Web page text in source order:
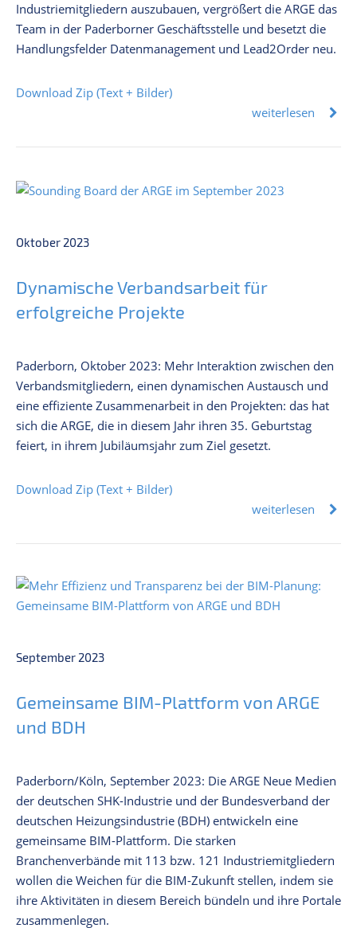
Industriemitgliedern auszubauen, vergrößert die ARGE das
Team in der Paderborner Geschäftsstelle und besetzt die
Handlungsfelder Datenmanagement und Lead2Order neu.
Download Zip (Text + Bilder)
weiterlesen
Oktober 2023
Dynamische Verbandsarbeit für
erfolgreiche Projekte
Paderborn, Oktober 2023: Mehr Interaktion zwischen den
Verbandsmitgliedern, einen dynamischen Austausch und
eine effiziente Zusammenarbeit in den Projekten: das hat
sich die ARGE, die in diesem Jahr ihren 35. Geburtstag
feiert, in ihrem Jubiläumsjahr zum Ziel gesetzt.
Download Zip (Text + Bilder)
weiterlesen
September 2023
Gemeinsame BIM-Plattform von ARGE
und BDH
Paderborn/Köln, September 2023: Die ARGE Neue Medien
der deutschen SHK-Industrie und der Bundesverband der
deutschen Heizungsindustrie (BDH) entwickeln eine
gemeinsame BIM-Plattform. Die starken
Branchenverbände mit 113 bzw. 121 Industriemitgliedern
wollen die Weichen für die BIM-Zukunft stellen, indem sie
ihre Aktivitäten in diesem Bereich bündeln und ihre Portale
zusammenlegen.